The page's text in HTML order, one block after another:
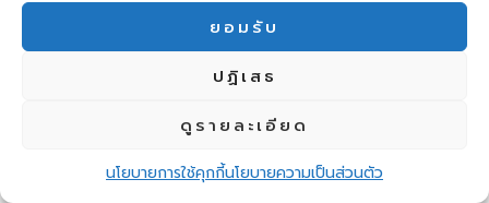
ยอมรับ
ปฏิเสธ
ดูรายละเอียด
นโยบายการใช้คุกกี้นโยบายความเป็นส่วนตัว
อำเภอเมือง จังหวัดเชียงใหม่ 50300
© สงวนลิขสิทธิ์ พ.ศ. 2566. AiroTEC CMRU.